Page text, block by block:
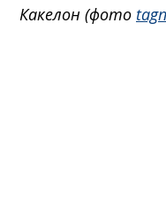
Какелон (фото